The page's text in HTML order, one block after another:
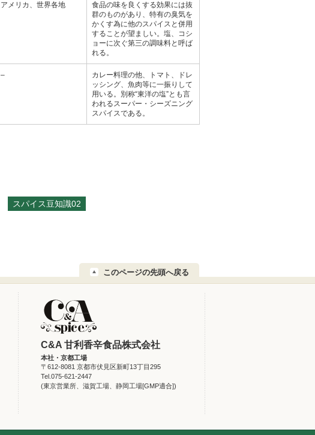
アメリカ、世界各地
食品の味を良くする効果には抜
群のものがあり、特有の臭気を
かくす為に他のスパイスと併用
することが望ましい。塩、コシ
ョーに次ぐ第三の調味料と呼ば
れる。
–
カレー料理の他、トマト、ドレ
ッシング、魚肉等に一振りして
用いる。別称“東洋の塩”とも言
われるスーパー・シーズニング
スパイスである。
スパイス豆知識02
このページの先頭へ戻る
C&A 甘利香辛食品株式会社
本社・京都工場
〒612-8081 京都市伏見区新町13丁目295
Tel.075-621-2447
(東京営業所、滋賀工場、静岡工場[GMP適合])